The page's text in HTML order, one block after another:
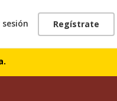
Regístrate